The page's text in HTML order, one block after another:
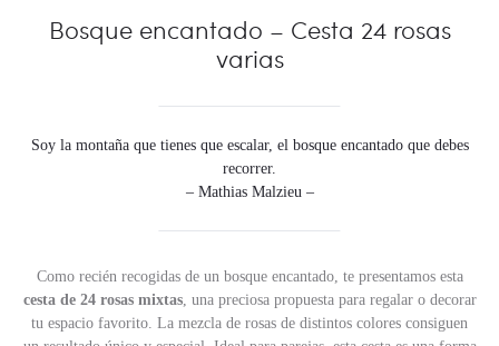
Bosque encantado – Cesta 24 rosas
varias
Soy la montaña que tienes que escalar, el bosque encantado que debes
recorrer.
– Mathias Malzieu –
Como recién recogidas de un bosque encantado, te presentamos esta
cesta de 24 rosas mixtas, una preciosa propuesta para regalar o decorar
tu espacio favorito. La mezcla de rosas de distintos colores consiguen